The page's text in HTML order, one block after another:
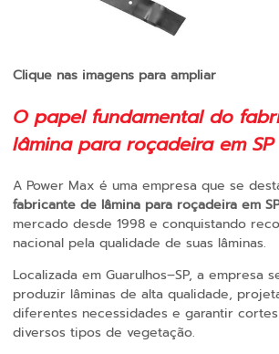
Clique nas imagens para ampliar
O papel fundamental do
lâmina para roçadeira em SP
A Power Max é uma empresa que se
fabricante de lâmina para roçadeira em SP
mercado desde 1998 e conquistando
nacional pela qualidade de suas lâminas.
Localizada em Guarulhos–SP, a empresa
produzir lâminas de alta qualidade,
diferentes necessidades e garantir
diversos tipos de vegetação.